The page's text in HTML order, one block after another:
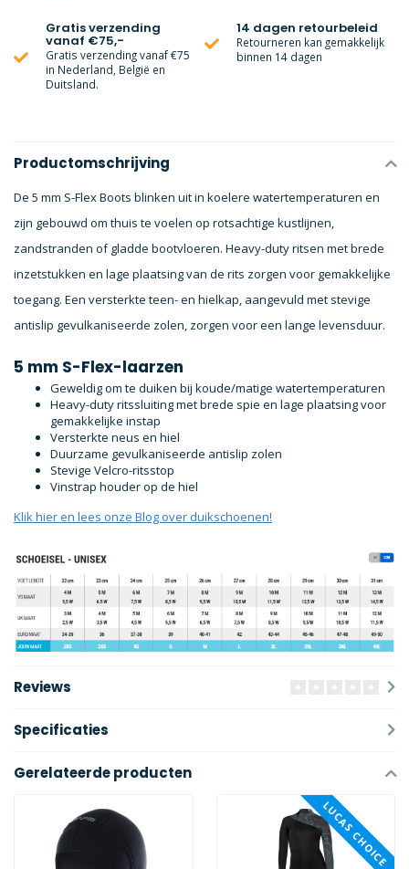
Gratis verzending
vanaf €75,-
Gratis verzending vanaf €75
in Nederland, België en
Duitsland.
14 dagen retourbeleid
Retourneren kan gemakkelijk
binnen 14 dagen
Productomschrijving
De 5 mm S-Flex Boots blinken uit in koelere watertemperaturen en
zijn gebouwd om thuis te voelen op rotsachtige kustlijnen,
zandstranden of gladde bootvloeren. Heavy-duty ritsen met brede
inzetstukken en lage plaatsing van de rits zorgen voor gemakkelijke
toegang. Een versterkte teen- en hielkap, aangevuld met stevige
antislip gevulkaniseerde zolen, zorgen voor een lange levensduur.
5 mm S-Flex-laarzen
Geweldig om te duiken bij koude/matige watertemperaturen
Heavy-duty ritssluiting met brede spie en lage plaatsing voor
gemakkelijke instap
Versterkte neus en hiel
Duurzame gevulkaniseerde antislip zolen
Stevige Velcro-ritsstop
Vinstrap houder op de hiel
Klik hier en lees onze Blog over duikschoenen!
Reviews
Specificaties
Gerelateerde producten
LUCAS CHOICE